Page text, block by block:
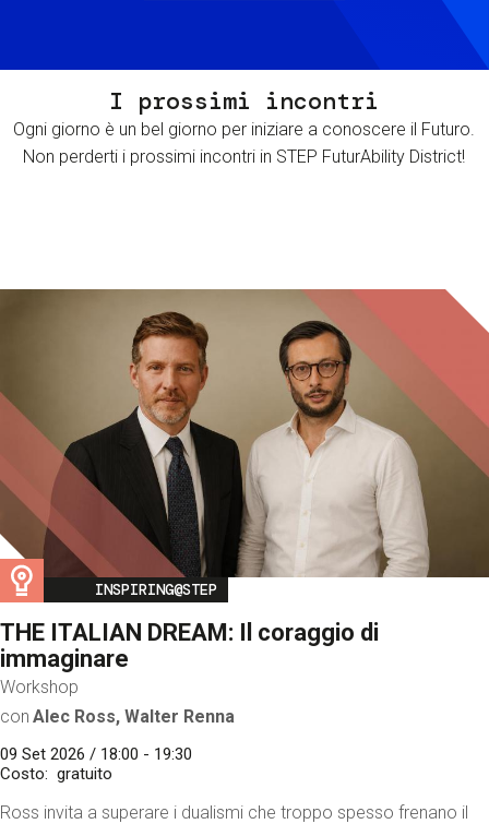
I prossimi incontri
Ogni giorno è un bel giorno per iniziare a conoscere il Futuro.
Non perderti i prossimi incontri in STEP FuturAbility District!
Image
INSPIRING@STEP
THE ITALIAN DREAM: Il coraggio di
immaginare
Workshop
con Alec Ross, Walter Renna
09 Set 2026 / 18:00 - 19:30
Costo
gratuito
Ross invita a superare i dualismi che troppo spesso frenano il